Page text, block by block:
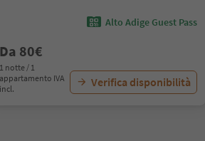
Alto Adige Guest Pass
Da 80€
1 notte / 1
appartamento IVA
incl.
Verifica disponibilità